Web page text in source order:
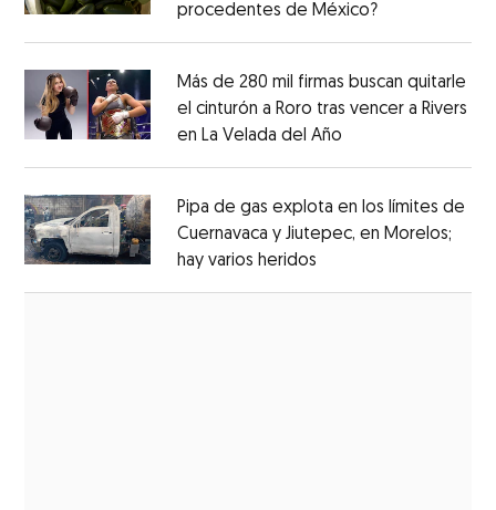
procedentes de México?Opens in new
Más de 280 mil firmas buscan quitarle
el cinturón a Roro tras vencer a Rivers
en La Velada del Año
Pipa de gas explota en los límites de
Cuernavaca y Jiutepec, en Morelos;
hay varios heridos